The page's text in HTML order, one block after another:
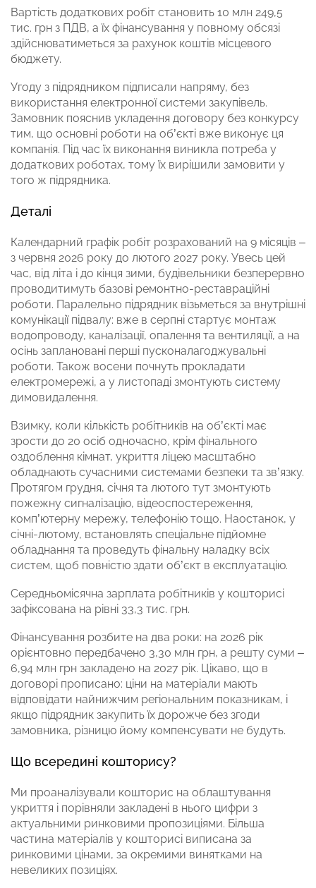
Вартість додаткових робіт становить 10 млн 249,5
тис. грн з ПДВ, а їх фінансування у повному обсязі
здійснюватиметься за рахунок коштів місцевого
бюджету.
Угоду з підрядником підписали напряму, без
використання електронної системи закупівель.
Замовник пояснив укладення договору без конкурсу
тим, що основні роботи на об’єкті вже виконує ця
компанія. Під час їх виконання виникла потреба у
додаткових роботах, тому їх вирішили замовити у
того ж підрядника.
Деталі
Календарний графік робіт розрахований на 9 місяців –
з червня 2026 року до лютого 2027 року. Увесь цей
час, від літа і до кінця зими, будівельники безперервно
проводитимуть базові ремонтно-реставраційні
роботи. Паралельно підрядник візьметься за внутрішні
комунікації підвалу: вже в серпні стартує монтаж
водопроводу, каналізації, опалення та вентиляції, а на
осінь заплановані перші пусконалагоджувальні
роботи. Також восени почнуть прокладати
електромережі, а у листопаді змонтують систему
димовидалення.
Взимку, коли кількість робітників на об’єкті має
зрости до 20 осіб одночасно, крім фінального
оздоблення кімнат, укриття ліцею масштабно
обладнають сучасними системами безпеки та зв’язку.
Протягом грудня, січня та лютого тут змонтують
пожежну сигналізацію, відеоспостереження,
комп’ютерну мережу, телефонію тощо. Наостанок, у
січні-лютому, встановлять спеціальне підйомне
обладнання та проведуть фінальну наладку всіх
систем, щоб повністю здати об’єкт в експлуатацію.
Середньомісячна зарплата робітників у кошторисі
зафіксована на рівні 33,3 тис. грн.
Фінансування розбите на два роки: на 2026 рік
орієнтовно передбачено 3,30 млн грн, а решту суми –
6,94 млн грн закладено на 2027 рік. Цікаво, що в
договорі прописано: ціни на матеріали мають
відповідати найнижчим регіональним показникам, і
якщо підрядник закупить їх дорожче без згоди
замовника, різницю йому компенсувати не будуть.
Що всередині кошторису?
Ми проаналізували кошторис на облаштування
укриття і порівняли закладені в нього цифри з
актуальними ринковими пропозиціями. Більша
частина матеріалів у кошторисі виписана за
ринковими цінами, за окремими винятками на
невеликих позиціях.